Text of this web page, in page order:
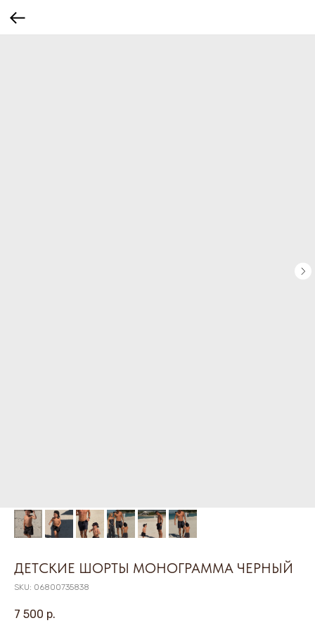
ДЕТСКИЕ ШОРТЫ МОНОГРАММА ЧЕРНЫЙ
SKU: 06800735838
7 500 р.